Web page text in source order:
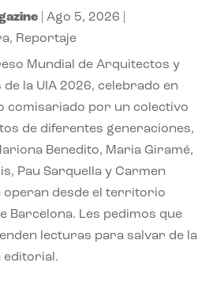
|Ago 5, 2026
, Reportaje
Mundial de Arquitectos y
la UIA 2026, celebrado en
comisariado por un colectivo
de diferentes generaciones,
Benedito, Maria Giramé,
Pau Sarquella y Carmen
operan desde el territorio
Barcelona. Les pedimos que
lecturas para salvar de la